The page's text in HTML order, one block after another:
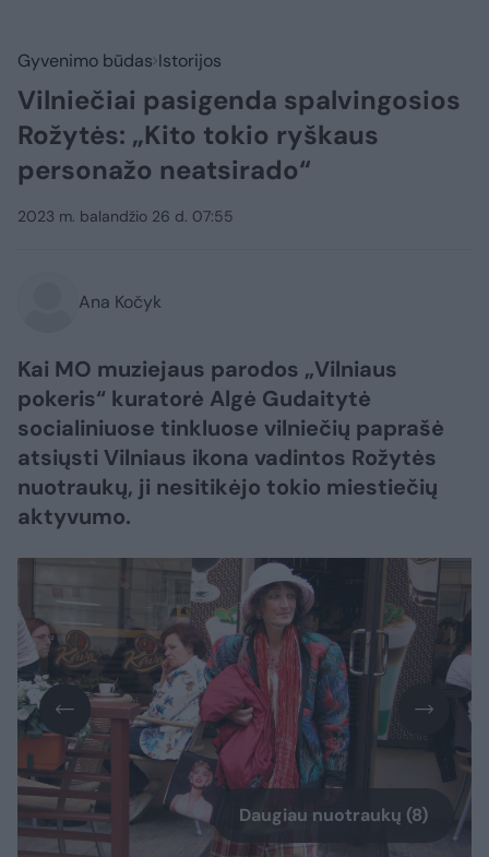
Gyvenimo būdas Istorijos
Vilniečiai pasigenda spalvingosios
Rožytės: „Kito tokio ryškaus
personažo neatsirado“
2023 m. balandžio 26 d. 07:55
Ana Kočyk
Kai MO muziejaus parodos „Vilniaus
pokeris“ kuratorė Algė Gudaitytė
socialiniuose tinkluose vilniečių paprašė
atsiųsti Vilniaus ikona vadintos Rožytės
nuotraukų, ji nesitikėjo tokio miestiečių
aktyvumo.
Daugiau nuotraukų (8)